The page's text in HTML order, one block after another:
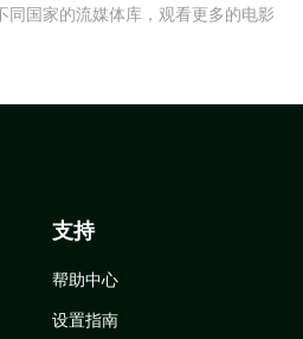
同国家的流媒体库，观看更多的电影
支持
帮助中心
设置指南